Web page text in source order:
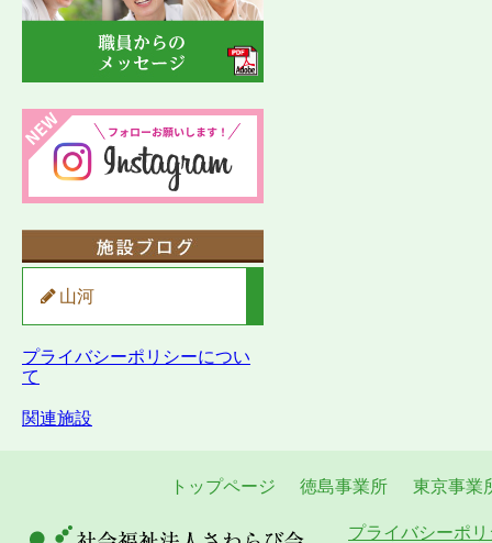
山河
プライバシーポリシーについ
て
関連施設
トップページ 徳島事業所 東京事業
プライバシーポ